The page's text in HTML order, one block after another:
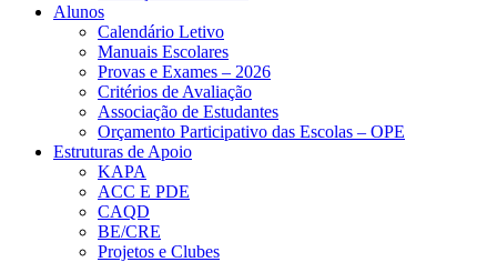
Alunos
Calendário Letivo
Manuais Escolares
Provas e Exames – 2026
Critérios de Avaliação
Associação de Estudantes
Orçamento Participativo das Escolas – OPE
Estruturas de Apoio
KAPA
ACC E PDE
CAQD
BE/CRE
Projetos e Clubes